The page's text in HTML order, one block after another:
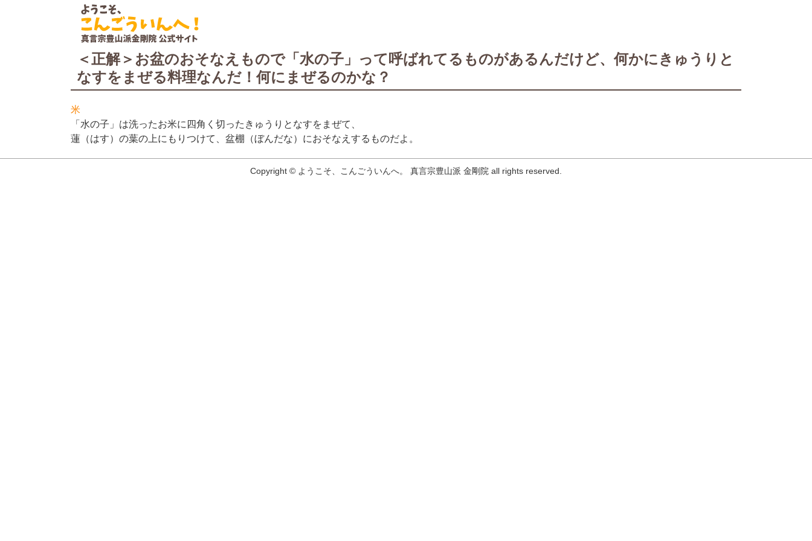
＜正解＞お盆のおそなえもので「水の子」って呼ばれてるものがあるんだけど、何かにきゅうりと
なすをまぜる料理なんだ！何にまぜるのかな？
米
「水の子」は洗ったお米に四角く切ったきゅうりとなすをまぜて、
蓮（はす）の葉の上にもりつけて、盆棚（ぼんだな）におそなえするものだよ。
Copyright © ようこそ、こんごういんへ。 真言宗豊山派 金剛院 all rights reserved.